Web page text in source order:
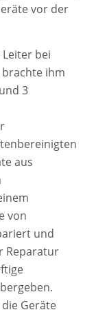
vor der
bei
brachte ihm
3
aus
von
und
Reparatur
Geräte